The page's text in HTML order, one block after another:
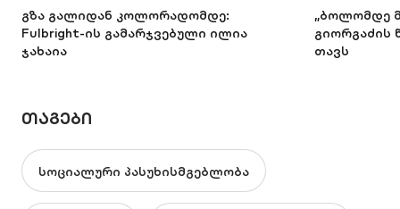
გზა გალიდან კოლორადომდე:
Fulbright-ის გამარჯვებული ილია
ჯახაია
„ბოლომდე
გიორგაძის
თავს
ᲗᲐᲒᲔᲑᲘ
სოციალური პასუხისმგებლობა